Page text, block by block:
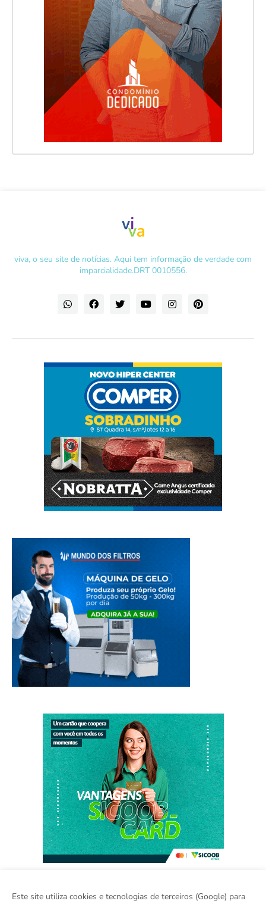
viva, o seu site de notícias. Aqui tem informação de verdade com
imparcialidade.DRT 0010556.
Este site utiliza cookies e tecnologias de terceiros (Google) para